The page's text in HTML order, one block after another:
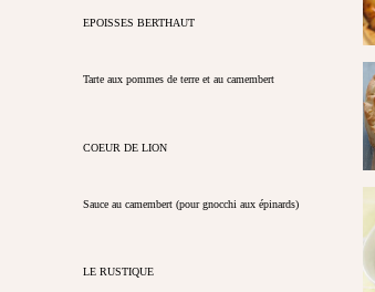
EPOISSES BERTHAUT
Tarte aux pommes de terre et au camembert
COEUR DE LION
Sauce au camembert (pour gnocchi aux épinards)
LE RUSTIQUE